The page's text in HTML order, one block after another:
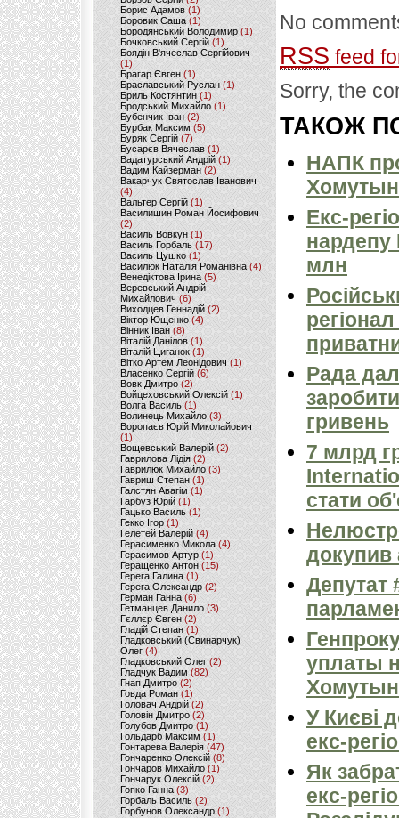
Борис Адамов(1)
Боровик Саша (1)
Бородянський Володимир (1)
Бочковський Сергій (1)
Боядін В'ячеслав Сергійович
(1)
Брагар Євген (1)
Браславський Руслан (1)
Бриль Костянтин (1)
Бродський Михайло (1)
Бубенчик Іван(2)
Бурбак Максим (5)
Буряк Сергій (7)
Бусарєв Вячеслав (1)
Вадатурський Андрій (1)
Вадим Кайзерман (2)
Вакарчук Святослав Іванович
(4)
Вальтер Сергій (1)
Василишин Роман Йосифович
(2)
Василь Вовкун (1)
Василь Горбаль (17)
Василь Цушко (1)
Василюк Наталія Романівна (4)
Венедіктова Ірина(5)
Веревський Андрій
Михайлович (6)
Виходцев Геннадій (2)
Віктор Ющенко (4)
Вінник Іван (8)
Віталій Данілов (1)
Віталій Циганок (1)
Вітко Артем Леонідович(1)
Власенко Сергій (6)
Вовк Дмитро(2)
Войцеховський Олексій(1)
Волга Василь (1)
Волинець Михайло (3)
Воропаєв Юрій Миколайович
(1)
Вощевський Валерій(2)
Гаврилова Лідія (2)
Гаврилюк Михайло (3)
Гавриш Степан (1)
Галстян Авагім (1)
Гарбуз Юрій (1)
Гацько Василь (1)
Гекко Ігор(1)
Гелетей Валерій (4)
Герасименко Микола (4)
Герасимов Артур (1)
Геращенко Антон(15)
Герега Галина (1)
Герега Олександр (2)
Герман Ганна (6)
Гетманцев Данило (3)
Гєллєр Євген (2)
Гладій Степан(1)
Гладковський (Свинарчук)
Олег (4)
Гладковський Олег (2)
Гладчук Вадим (82)
Гнап Дмитро (2)
Говда Роман(1)
Головач Андрій (2)
Головін Дмитро (2)
Голубов Дмитро (1)
Гольдарб Максим(1)
Гонтарева Валерія (47)
Гончаренко Олексій(8)
Гончаров Михайло (1)
Гончарук Олексій (2)
Гопко Ганна (3)
Горбаль Василь (2)
Горбунов Олександр (1)
No
RSS feed
Sorry, the
ТАКОЖ
НАПК
Екс-
нардепу
млн
Рада
гривень
7 млрд
стати
докупив
Депутат
уплаты
У Києві
екс-
Як
екс-